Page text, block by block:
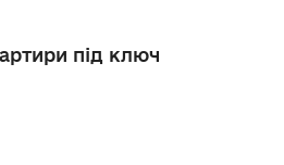
під ключ